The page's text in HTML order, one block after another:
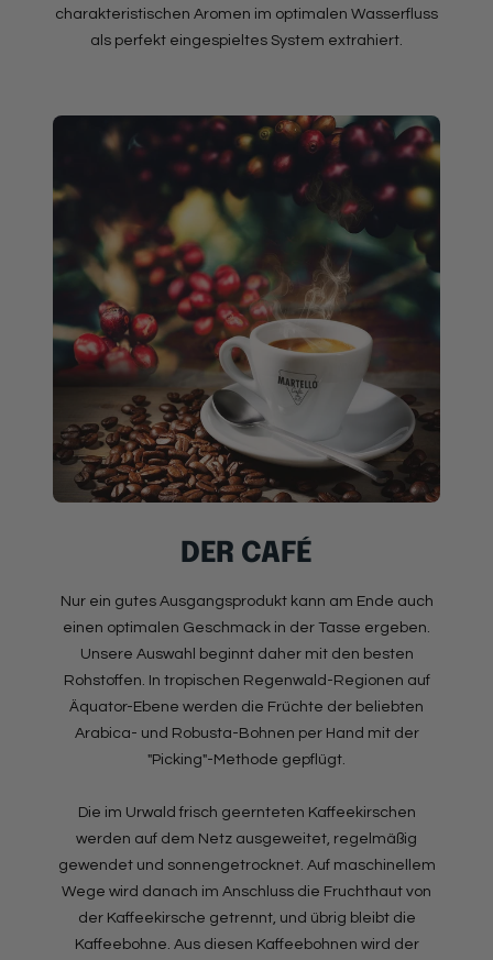
charakteristischen Aromen im optimalen Wasserfluss
als perfekt eingespieltes System extrahiert.​
DER CAFÉ
Nur ein gutes Ausgangsprodukt kann am Ende auch
einen optimalen Geschmack in der Tasse ergeben.
Unsere Auswahl beginnt daher mit den besten
Rohstoffen. In tropischen Regenwald-Regionen auf
Äquator-Ebene werden die Früchte der beliebten
Arabica- und Robusta-Bohnen per Hand mit der
"Picking"-Methode gepflügt.
Die im Urwald frisch geernteten Kaffeekirschen
werden auf dem Netz ausgeweitet, regelmäßig
gewendet und sonnengetrocknet. Auf maschinellem
Wege wird danach im Anschluss die Fruchthaut von
der Kaffeekirsche getrennt, und übrig bleibt die
Kaffeebohne. Aus diesen Kaffeebohnen wird der